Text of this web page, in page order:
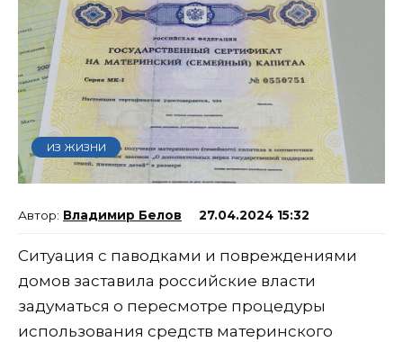
ИЗ ЖИЗНИ
Владимир Белов 27.04.2024 15:32
Ситуация с паводками и повреждениями
домов заставила российские власти
задуматься о пересмотре процедуры
использования средств материнского